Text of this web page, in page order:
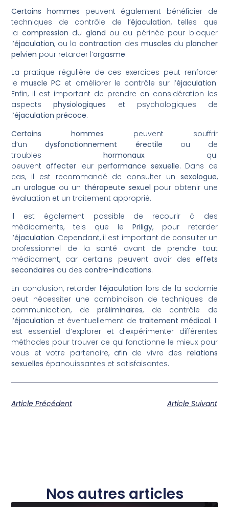
Certains hommes peuvent également bénéficier de
techniques de contrôle de l’éjaculation, telles que
la compression du gland ou du périnée pour bloquer
l’éjaculation, ou lacontraction des muscles du plancher
pelvien pour retarder l’orgasme.
La pratique régulière de ces exercices peut renforcer
lemuscle PC et améliorer le contrôle sur l’éjaculation.
Enfin, il est important de prendre en considération les
aspectsphysiologiques et psychologiques de
l’éjaculation précoce.
Certains hommes peuvent souffrir
d’undysfonctionnement érectile ou de
troubles hormonaux qui
peuvent affecterleurperformance sexuelle. Dans ce
cas, il est recommandé de consulter un sexologue,
un urologue ou un thérapeute sexuel pour obtenir une
évaluation et un traitement approprié.
Il est également possible de recourir à des
médicaments, tels que le Priligy, pour retarder
l’éjaculation. Cependant, il est important de consulter un
professionnel de la santé avant de prendre tout
médicament, car certains peuvent avoir des effets
secondaires ou descontre-indications.
En conclusion, retarder l’éjaculation lors de la sodomie
peut nécessiter une combinaison de techniques de
communication, depréliminaires, de contrôle de
l’éjaculation et éventuellement de traitement médical. Il
est essentiel d’explorer et d’expérimenter différentes
méthodes pour trouver ce qui fonctionne le mieux pour
vous et votre partenaire, afin de vivre des relations
sexuelles épanouissantes et satisfaisantes.
Article Précédent Article Suivant
Nos autres articles